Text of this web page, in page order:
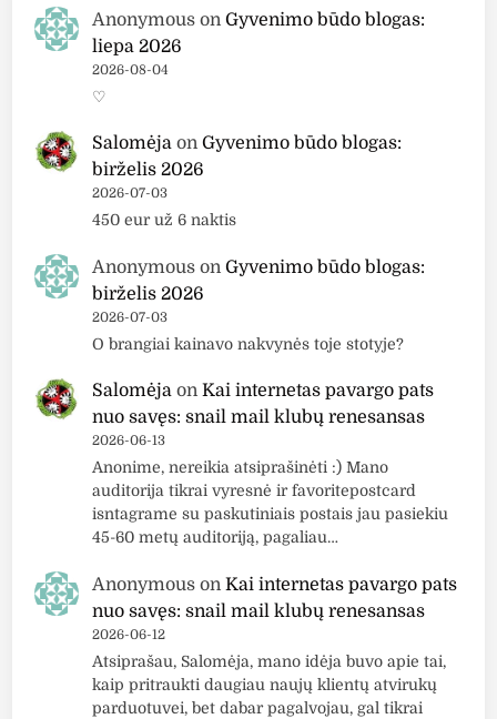
Anonymous onGyvenimo būdo blogas:
liepa 2026
2026-08-04
♡
Salomėja onGyvenimo būdo blogas:
birželis 2026
2026-07-03
450 eur už 6 naktis
Anonymous onGyvenimo būdo blogas:
birželis 2026
2026-07-03
O brangiai kainavo nakvynės toje stotyje?
Salomėja onKai internetas pavargo pats
nuo savęs: snail mail klubų renesansas
2026-06-13
Anonime, nereikia atsiprašinėti :) Mano
auditorija tikrai vyresnė ir favoritepostcard
isntagrame su paskutiniais postais jau pasiekiu
45-60 metų auditoriją, pagaliau…
Anonymous onKai internetas pavargo pats
nuo savęs: snail mail klubų renesansas
2026-06-12
Atsiprašau, Salomėja, mano idėja buvo apie tai,
kaip pritraukti daugiau naujų klientų atvirukų
parduotuvei, bet dabar pagalvojau, gal tikrai